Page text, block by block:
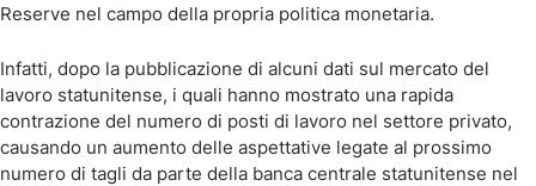
Reserve nel campo della propria politica monetaria.
Infatti, dopo la pubblicazione di alcuni dati sul mercato del
lavoro statunitense, i quali hanno mostrato una rapida
contrazione del numero di posti di lavoro nel settore privato,
causando un aumento delle aspettative legate al prossimo
numero di tagli da parte della banca centrale statunitense nel